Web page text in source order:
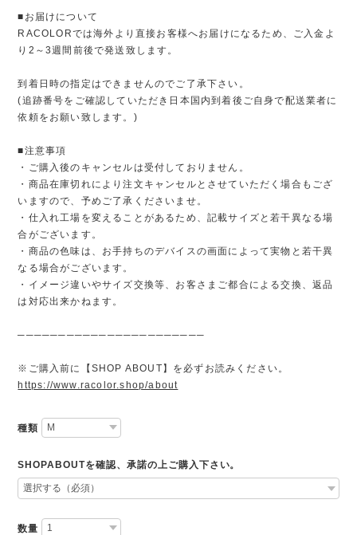
■お届けについて
RACOLORでは海外より直接お客様へお届けになるため、ご入金よ
り2～3週間前後で発送致します。
到着日時の指定はできませんのでご了承下さい。
(追跡番号をご確認していただき日本国内到着後ご自身で配送業者に
依頼をお願い致します。)
■注意事項
・ご購入後のキャンセルは受付しておりません。
・商品在庫切れにより注文キャンセルとさせていただく場合もござ
いますので、予めご了承くださいませ。
・仕入れ工場を変えることがあるため、記載サイズと若干異なる場
合がございます。
・商品の色味は、お手持ちのデバイスの画面によって実物と若干異
なる場合がございます。
・イメージ違いやサイズ交換等、お客さまご都合による交換、返品
は対応出来かねます。
───────────────────────
※ご購入前に【SHOP ABOUT】を必ずお読みください。
https://www.racolor.shop/about
種類
SHOPABOUTを確認、承諾の上ご購入下さい。
数量